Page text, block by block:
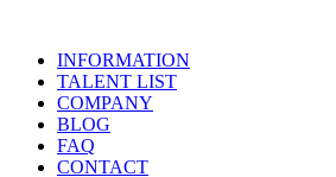
INFORMATION
TALENT LIST
COMPANY
BLOG
FAQ
CONTACT